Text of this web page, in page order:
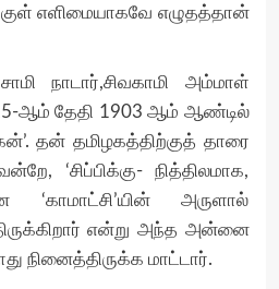
எளிமையாகவே எழுதத்தான்
நாடார்,சிவகாமி அம்மாள்
ஆம் தேதி 1903 ஆம் ஆண்டில்
தன் தமிழகத்திற்குத் தாரை
‘சிப்பிக்கு- நித்திலமாக,
அருளால்
என்று அந்த அன்னை
நினைத்திருக்க மாட்டார்.